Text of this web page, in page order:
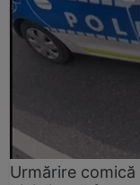
Urmărire